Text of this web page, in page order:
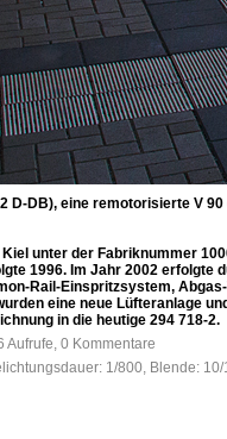
D-DB), eine remotorisierte V
Kiel unter der Fabriknummer
1996. Im Jahr 2002 erfolgte
Rail-Einspritzsystem,
eine neue Lüfteranlage
in die heutige 294 718-2.
Aufrufe, 0 Kommentare
1/800, Blende: